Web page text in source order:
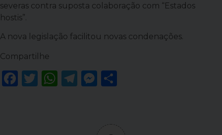
severas contra suposta colaboração com “Estados
hostis”.
A nova legislação facilitou novas condenações.
Compartilhe
Facebook
Twitter
WhatsApp
Telegram
Messenger